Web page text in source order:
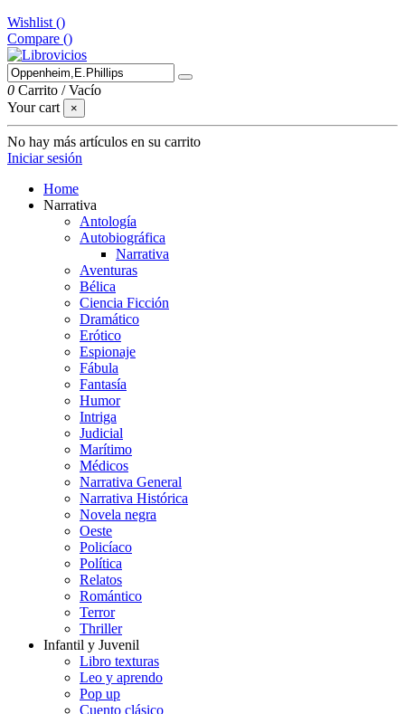
Wishlist ()
Compare ()
0 Carrito /Vacío
Your cart
×
No hay más artículos en su carrito
Iniciar sesión
Home
Narrativa
Antología
Autobiográfica
Narrativa
Aventuras
Bélica
Ciencia Ficción
Dramático
Erótico
Espionaje
Fábula
Fantasía
Humor
Intriga
Judicial
Marítimo
Médicos
Narrativa General
Narrativa Histórica
Novela negra
Oeste
Policíaco
Política
Relatos
Romántico
Terror
Thriller
Infantil y Juvenil
Libro texturas
Leo y aprendo
Pop up
Cuento clásico